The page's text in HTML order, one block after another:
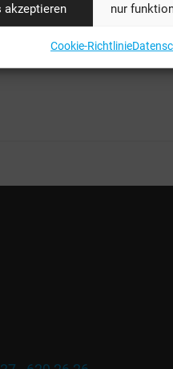
akzeptieren nur
Cookie-Richtlinie
Schwarz am Zug.